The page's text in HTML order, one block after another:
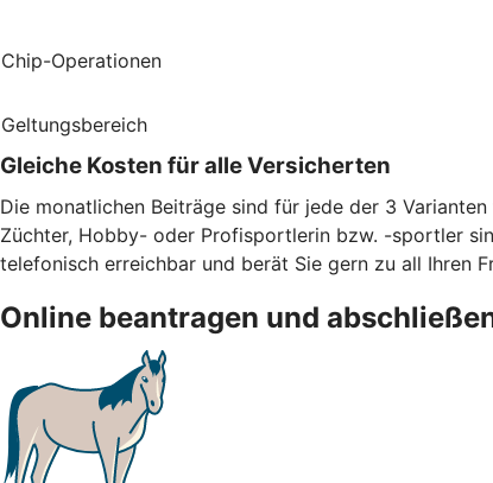
Chip-Operationen
Geltungsbereich
Gleiche Kosten für alle Versicherten
Die monatlichen Beiträge sind für jede der 3
Züchter, Hobby- oder Profisportlerin bzw. -sportler
telefonisch erreichbar und berät Sie gern zu all Ihren
Online beantragen und